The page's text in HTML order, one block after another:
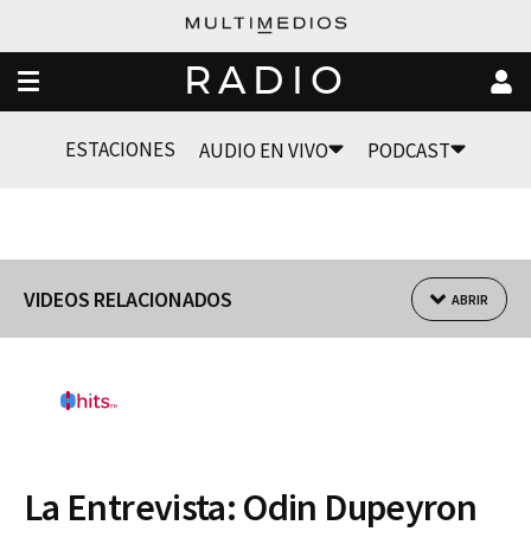
RADIO
ESTACIONES AUDIO EN VIVO PODCAST
VIDEOS RELACIONADOS ABRIR
La Entrevista: Odin Dupeyron